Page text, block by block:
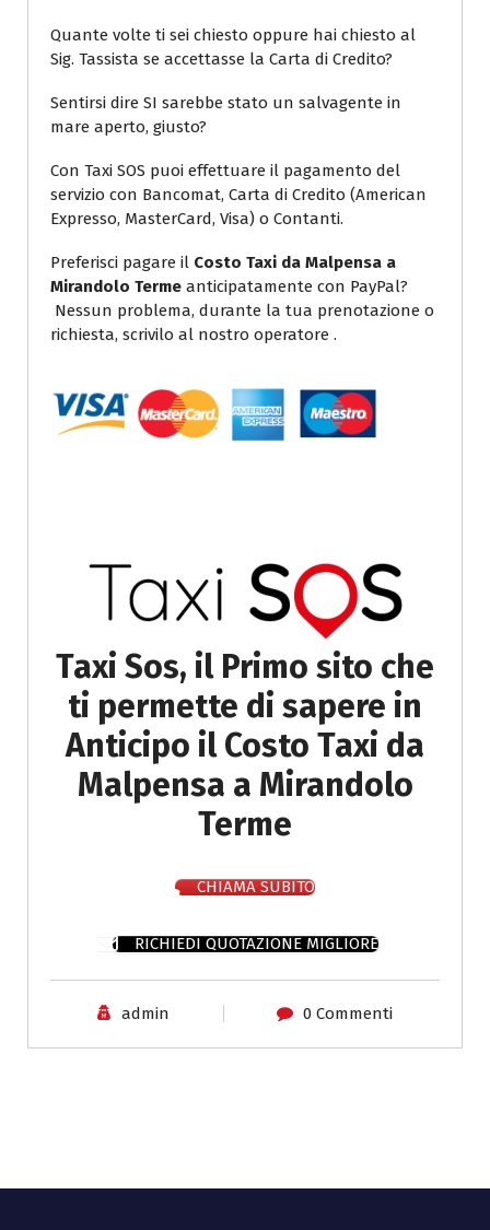
Quante volte ti sei chiesto oppure hai chiesto al
Sig. Tassista se accettasse la Carta di Credito?
Sentirsi dire SI sarebbe stato un salvagente in
mare aperto, giusto?
Con Taxi SOS puoi effettuare il pagamento del
servizio con Bancomat, Carta di Credito (American
Expresso, MasterCard, Visa) o Contanti.
Preferisci pagare il Costo Taxi da Malpensa a
Mirandolo Terme anticipatamente con PayPal?
Nessun problema, durante la tua prenotazione o
richiesta, scrivilo al nostro operatore .
Taxi Sos, il Primo sito che
ti permette di sapere in
Anticipo il Costo Taxi da
Malpensa a Mirandolo
Terme
CHIAMA SUBITO
RICHIEDI QUOTAZIONE MIGLIORE
admin 0 Commenti